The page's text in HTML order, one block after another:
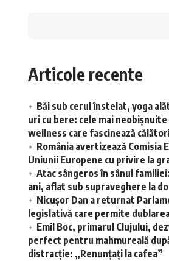
Articole recente
Băi sub cerul înstelat, yoga
uri cu bere: cele mai
wellness care fascinează
România avertizează Comisia
Uniunii Europene cu privire la
Atac sângeros în sânul
ani, aflat sub supraveghere la
Nicușor Dan a returnat
legislativă care permite
Emil Boc, primarul Clujului,
perfect pentru mahmureală
distracție: „Renunțați la cafea”